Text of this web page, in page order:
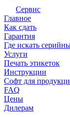
Сервис
Главное
Как сдать
Гарантия
Где искать
Услуги
Печать этикеток
Инструкции
Софт для
FAQ
Цены
Дилерам